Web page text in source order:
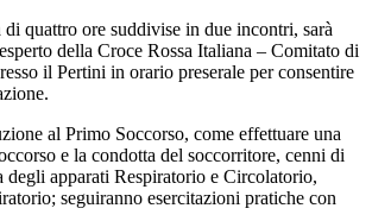
quattro ore suddivise in due incontri, sarà
della Croce Rossa Italiana – Comitato di
il Pertini in orario preserale per consentire
al Primo Soccorso, come effettuare una
e la condotta del soccorritore, cenni di
degli apparati Respiratorio e Circolatorio,
seguiranno esercitazioni pratiche con